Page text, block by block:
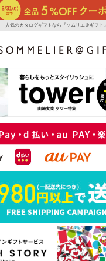
人気のカタログギフトなら『ソムリエ＠ギフト』